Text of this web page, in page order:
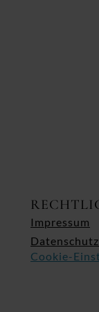
Impressum
Datenschutz
Cookie-